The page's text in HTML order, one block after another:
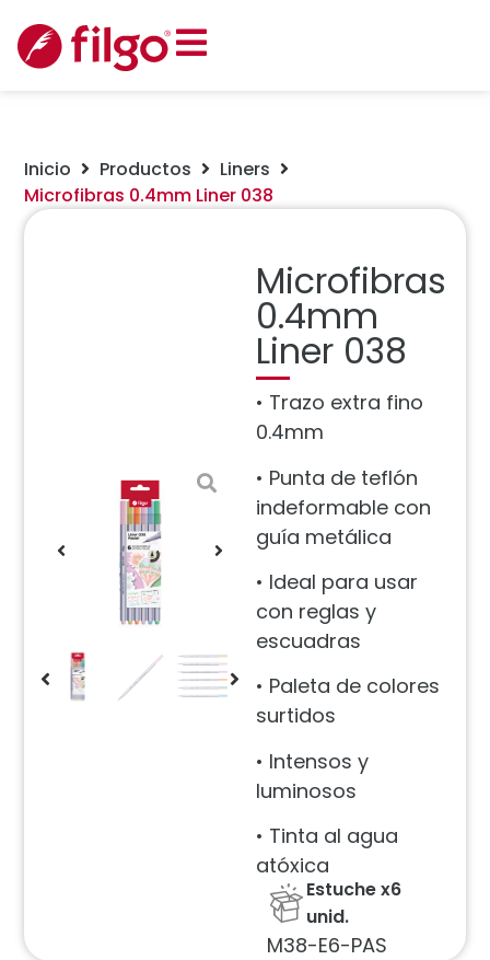
Inicio Productos
Liners
Microfibras 0.4mm Liner 038
Microfibras
0.4mm
Liner 038
• Trazo extra fino
0.4mm
• Punta de teflón
indeformable con
guía metálica
• Ideal para usar
con reglas y
escuadras
• Paleta de colores
surtidos
• Intensos y
luminosos
• Tinta al agua
atóxica
Estuche x6
unid.
M38-E6-PAS